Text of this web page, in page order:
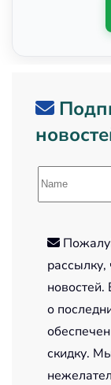
рассылку,
о
скидку.